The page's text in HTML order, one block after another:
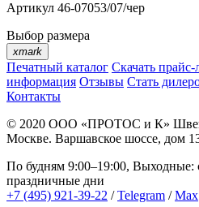
Артикул 46-07053/07/чер
Выбор размера
xmark
Печатный каталог Скачать прайс-
информация Отзывы Стать
Контакты
© 2020 ООО «ПРОТОС и К»
Москве. Варшавское шоссе, дом
По будням 9:00–19:00, Выходные:
праздничные дни
+7 (495) 921-39-22 /Telegram /Max